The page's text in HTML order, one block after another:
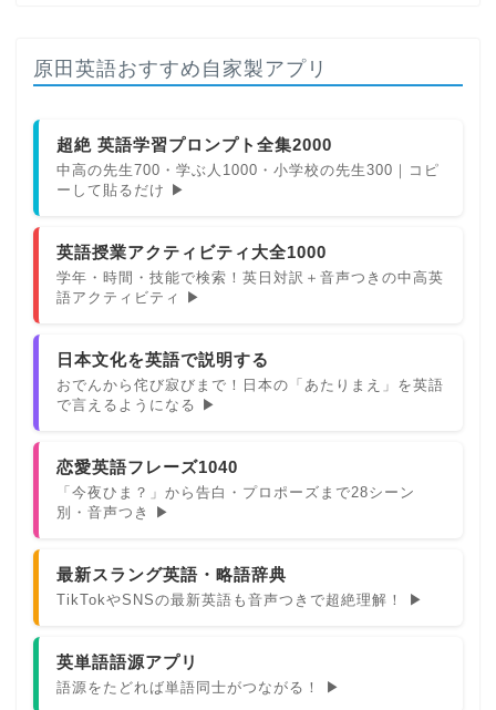
原田英語おすすめ自家製アプリ
超絶 英語学習プロンプト全集2000
中高の先生700・学ぶ人1000・小学校の先生300｜コピ
ーして貼るだけ ▶
英語授業アクティビティ大全1000
学年・時間・技能で検索！英日対訳＋音声つきの中高英
語アクティビティ ▶
日本文化を英語で説明する
おでんから侘び寂びまで！日本の「あたりまえ」を英語
で言えるようになる ▶
恋愛英語フレーズ1040
「今夜ひま？」から告白・プロポーズまで28シーン
別・音声つき ▶
最新スラング英語・略語辞典
TikTokやSNSの最新英語も音声つきで超絶理解！ ▶
英単語語源アプリ
語源をたどれば単語同士がつながる！ ▶